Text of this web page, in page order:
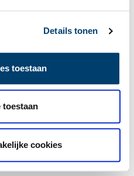
Details tonen
toestaan
toestaan
cookies